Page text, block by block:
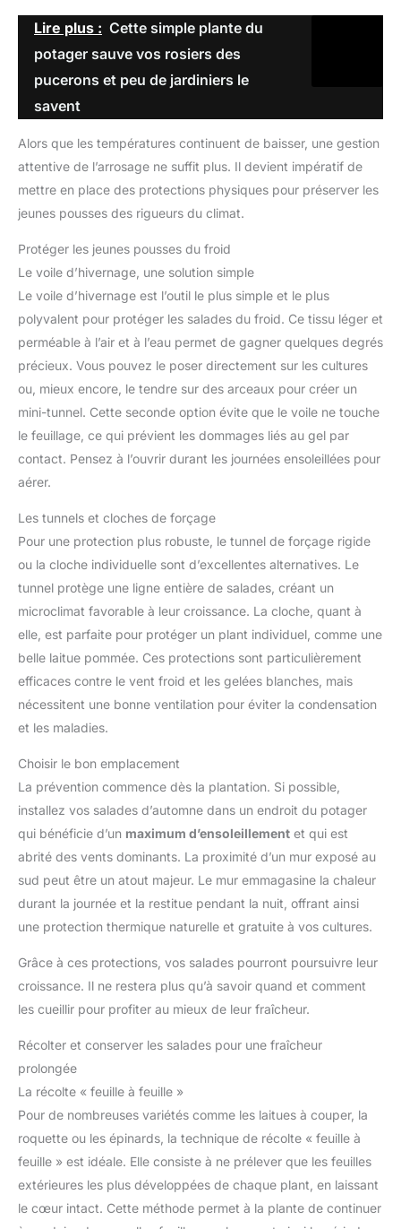
Lire plus : Cette simple plante du
potager sauve vos rosiers des
pucerons et peu de jardiniers le
savent
Alors que les températures continuent de baisser, une gestion
attentive de l’arrosage ne suffit plus. Il devient impératif de
mettre en place des protections physiques pour préserver les
jeunes pousses des rigueurs du climat.
Protéger les jeunes pousses du froid
Le voile d’hivernage, une solution simple
Le voile d’hivernage est l’outil le plus simple et le plus
polyvalent pour protéger les salades du froid. Ce tissu léger et
perméable à l’air et à l’eau permet de gagner quelques degrés
précieux. Vous pouvez le poser directement sur les cultures
ou, mieux encore, le tendre sur des arceaux pour créer un
mini-tunnel. Cette seconde option évite que le voile ne touche
le feuillage, ce qui prévient les dommages liés au gel par
contact. Pensez à l’ouvrir durant les journées ensoleillées pour
aérer.
Les tunnels et cloches de forçage
Pour une protection plus robuste, le tunnel de forçage rigide
ou la cloche individuelle sont d’excellentes alternatives. Le
tunnel protège une ligne entière de salades, créant un
microclimat favorable à leur croissance. La cloche, quant à
elle, est parfaite pour protéger un plant individuel, comme une
belle laitue pommée. Ces protections sont particulièrement
efficaces contre le vent froid et les gelées blanches, mais
nécessitent une bonne ventilation pour éviter la condensation
et les maladies.
Choisir le bon emplacement
La prévention commence dès la plantation. Si possible,
installez vos salades d’automne dans un endroit du potager
qui bénéficie d’un maximum d’ensoleillement et qui est
abrité des vents dominants. La proximité d’un mur exposé au
sud peut être un atout majeur. Le mur emmagasine la chaleur
durant la journée et la restitue pendant la nuit, offrant ainsi
une protection thermique naturelle et gratuite à vos cultures.
Grâce à ces protections, vos salades pourront poursuivre leur
croissance. Il ne restera plus qu’à savoir quand et comment
les cueillir pour profiter au mieux de leur fraîcheur.
Récolter et conserver les salades pour une fraîcheur
prolongée
La récolte « feuille à feuille »
Pour de nombreuses variétés comme les laitues à couper, la
roquette ou les épinards, la technique de récolte « feuille à
feuille » est idéale. Elle consiste à ne prélever que les feuilles
extérieures les plus développées de chaque plant, en laissant
le cœur intact. Cette méthode permet à la plante de continuer